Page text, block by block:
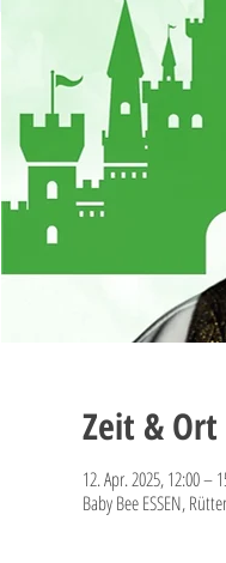
Zeit & Ort
12. Apr. 2025, 12:00 –
Baby Bee ESSEN,